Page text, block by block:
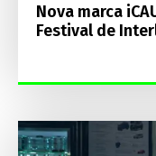
Nova marca
Festival de